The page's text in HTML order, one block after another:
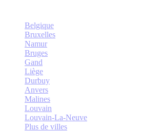
Belgique
Bruxelles
Namur
Bruges
Gand
Liège
Durbuy
Anvers
Malines
Louvain
Louvain-La-Neuve
Plus de villes